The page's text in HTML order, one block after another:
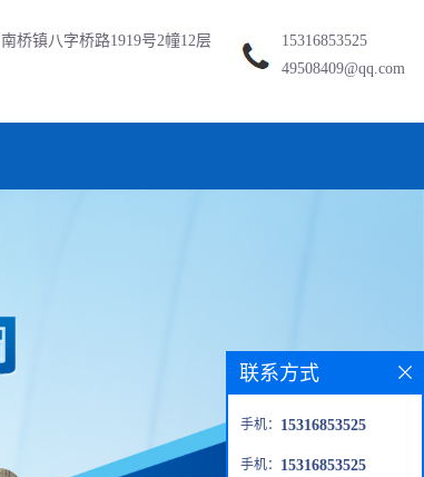
南桥镇八字桥路1919号2幢12层
15316853525
49508409@qq.com
联系方式
手机： 15316853525
手机： 15316853525